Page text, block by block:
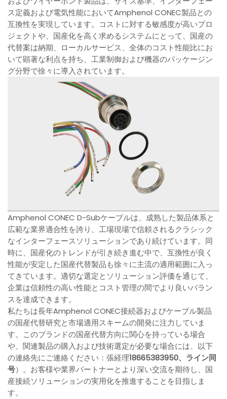
ス定義および電気性能においてAmphenol CONEC製品との
互換性を実現しています。コストに対する敏感度が高いプロ
ジェクトや、国産化を高く求めるシステムにとって、国産の
代替案は納期、ローカルサービス、全体のコスト性能比にお
いて顕著な利点を持ち、工業制御および機器のパッケージン
グ分野で徐々に導入されています。
Amphenol CONEC D-Subケーブルは、成熟した製品体系と
広範な業界適合性を誇り、工場現場で信頼されるクラシック
なインターフェースソリューションであり続けています。同
時に、国産化のトレンドが引き続き進む中で、互換性が良く
性能が安定した国産代替製品も徐々に主流の適用範囲に入っ
てきています。適切な選定とソリューション評価を通じて、
企業は信頼性の高い性能とコスト管理の間でより良いバラン
スを達成できます。
私たちは長年Amphenol CONEC接続器およびケーブル製品
の国産代替研究と市場適用スキームの開発に注力していま
す。このブランドの国産代替方向に関心を持っている場合
や、関連製品の購入および技術選定が必要な場合には、以下
の連絡先にご連絡ください：張経理18665383950、ライン同
号）。お客様や業界パートナーとより深い交流を期待し、国
産接続ソリューションの実用化を推進することを目指しま
す。